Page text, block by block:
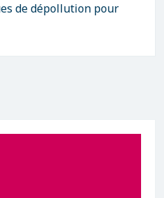
de dépollution pour